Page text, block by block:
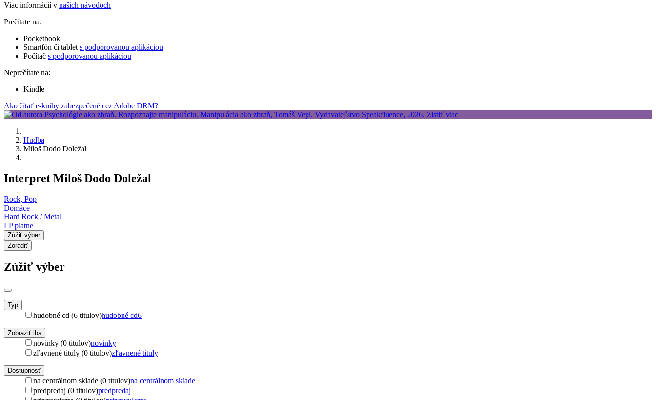
Viac informácií v našich návodoch
Prečítate na:
Pocketbook
Smartfón či tablet s podporovanou aplikáciou
Počítač s podporovanou aplikáciou
Neprečítate na:
Kindle
Ako čítať e-knihy zabezpečené cez Adobe DRM?
Hudba
Miloš Dodo Doležal
Interpret Miloš Dodo Doležal
Rock, Pop
Domáce
Hard Rock / Metal
LP platne
Zúžiť výber
Zoradiť
Zúžiť výber
Typ
hudobné cd (6 titulov)hudobné cd6
Zobraziť iba
novinky (0 titulov)novinky
zľavnené tituly (0 titulov)zľavnené tituly
Dostupnosť
na centrálnom sklade (0 titulov)na centrálnom sklade
predpredaj (0 titulov)predpredaj